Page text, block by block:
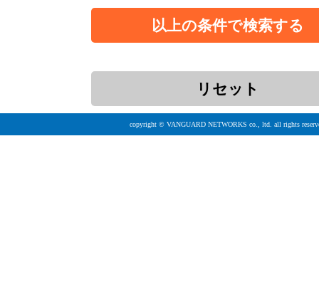
copyright © VANGUARD NETWORKS co., ltd. all rights